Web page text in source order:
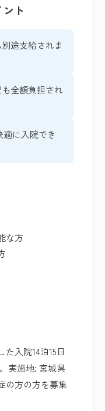
ト
途支給されま
全額負担され
に入院でき
な方
入院14泊15日
実施地: 宮城県
の方の方を募集